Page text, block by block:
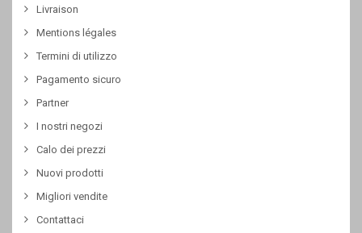
Livraison
Mentions légales
Termini di utilizzo
Pagamento sicuro
Partner
I nostri negozi
Calo dei prezzi
Nuovi prodotti
Migliori vendite
Contattaci